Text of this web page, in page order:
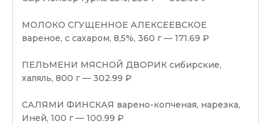
МОЛОКО СГУЩЕННОЕ АЛЕКСЕЕВСКОЕ
вареное, с сахаром, 8,5%, 360 г — 171.69 ₽
ПЕЛЬМЕНИ МЯСНОЙ ДВОРИК сибирские,
халяль, 800 г — 302.99 ₽
САЛЯМИ ФИНСКАЯ варено-копченая, нарезка,
Иней, 100 г — 100.99 ₽